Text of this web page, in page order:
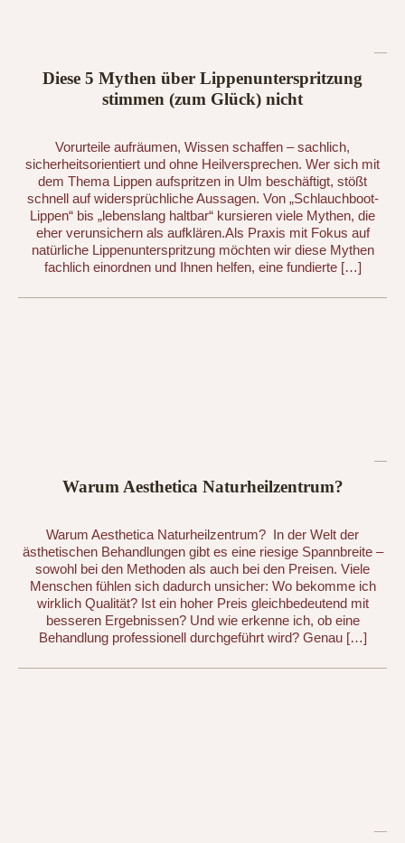
Diese 5 Mythen über Lippenunterspritzung
stimmen (zum Glück) nicht
Vorurteile aufräumen, Wissen schaffen – sachlich,
sicherheitsorientiert und ohne Heilversprechen. Wer sich mit
dem Thema Lippen aufspritzen in Ulm beschäftigt, stößt
schnell auf widersprüchliche Aussagen. Von „Schlauchboot-
Lippen“ bis „lebenslang haltbar“ kursieren viele Mythen, die
eher verunsichern als aufklären.Als Praxis mit Fokus auf
natürliche Lippenunterspritzung möchten wir diese Mythen
fachlich einordnen und Ihnen helfen, eine fundierte […]
Warum Aesthetica Naturheilzentrum?
Warum Aesthetica Naturheilzentrum? ‍ In der Welt der
ästhetischen Behandlungen gibt es eine riesige Spannbreite –
sowohl bei den Methoden als auch bei den Preisen. Viele
Menschen fühlen sich dadurch unsicher: Wo bekomme ich
wirklich Qualität? Ist ein hoher Preis gleichbedeutend mit
besseren Ergebnissen? Und wie erkenne ich, ob eine
Behandlung professionell durchgeführt wird? Genau […]